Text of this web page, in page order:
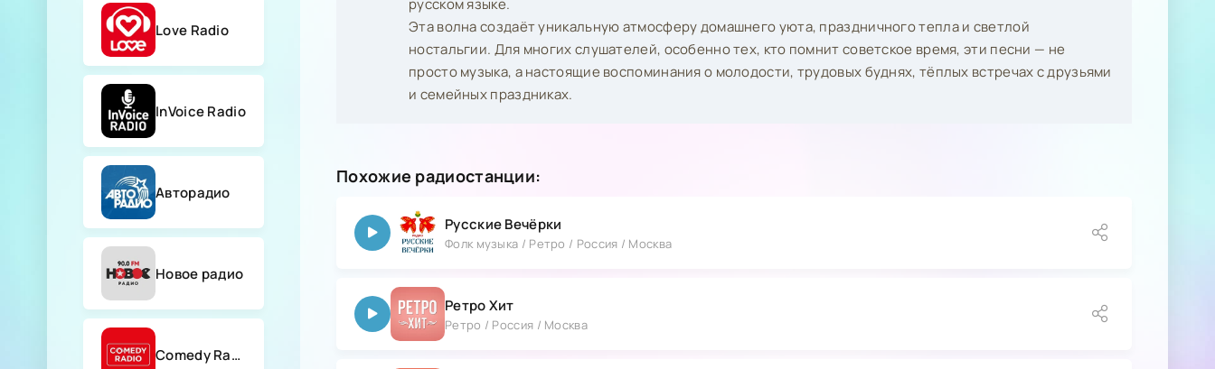
Love Radio
InVoice Radio
Авторадио
Новое радио
Comedy Radio
русском языке.
Эта волна создаёт уникальную атмосферу домашнего уюта, праздничного тепла и светлой
ностальгии. Для многих слушателей, особенно тех, кто помнит советское время, эти песни — не
просто музыка, а настоящие воспоминания о молодости, трудовых буднях, тёплых встречах с друзьями
и семейных праздниках.
Похожие радиостанции:
Русские Вечёрки
Фолк музыка / Ретро / Россия / Москва
Ретро Хит
Ретро / Россия / Москва